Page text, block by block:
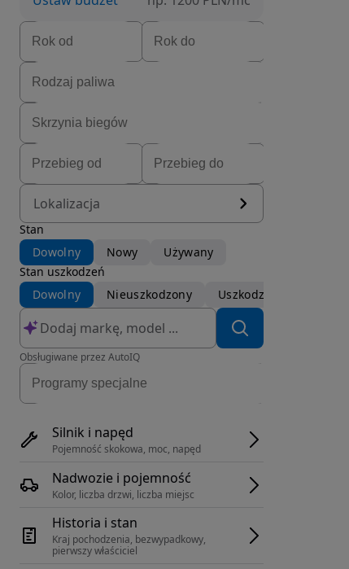
Lokalizacja
Stan
Dowolny
Nowy
Używany
Stan uszkodzeń
Dowolny
Nieuszkodzony Uszkodzony
Obsługiwane przez AutoIQ
Silnik i napęd
Pojemność skokowa, moc, napęd
Nadwozie i pojemność
Kolor, liczba drzwi, liczba miejsc
Historia i stan
Kraj pochodzenia, bezwypadkowy,
pierwszy właściciel